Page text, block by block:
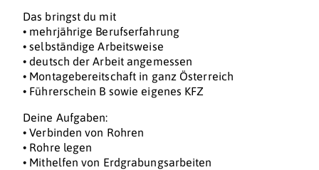
Das bringst du mit
• mehrjährige Berufserfahrung
• selbständige Arbeitsweise
• deutsch der Arbeit angemessen
• Montagebereitschaft in ganz Österreich
• Führerschein B sowie eigenes KFZ
Deine Aufgaben:
• Verbinden von Rohren
• Rohre legen
• Mithelfen von Erdgrabungsarbeiten